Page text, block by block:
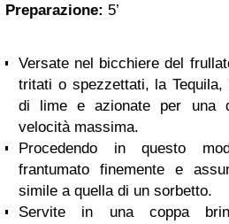
Preparazione: 5’
Versate nel bicchiere del
tritati o spezzettati, la Tequila,
di lime e azionate per una
velocità massima.
Procedendo in questo
frantumato finemente e
simile a quella di un sorbetto.
Servite in una coppa